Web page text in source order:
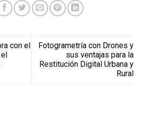
con el
Fotogrametría con Drones y
sus ventajas para la
Restitución Digital Urbana y
Rural